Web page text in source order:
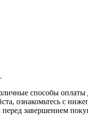
способы оплаты
ознакомьтесь с
завершением